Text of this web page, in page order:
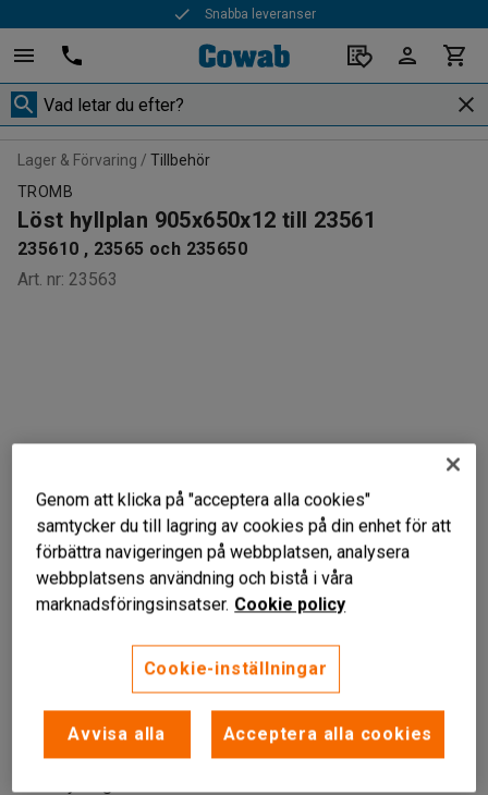
Snabba leveranser
Lager & Förvaring
Tillbehör
TROMB
Löst hyllplan 905x650x12 till 23561
235610 , 23565 och 235650
Art. nr: 23563
Genom att klicka på "acceptera alla cookies"
samtycker du till lagring av cookies på din enhet för att
förbättra navigeringen på webbplatsen, analysera
webbplatsens användning och bistå i våra
marknadsföringsinsatser. Cookie policy
Cookie-inställningar
Avvisa alla Acceptera alla cookies